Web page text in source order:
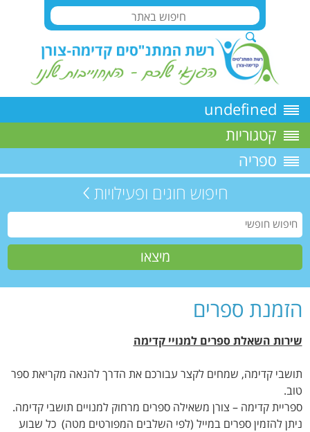
undefined
קטגוריות
ספריה
חיפוש חוגים ופעילויות
הזמנת ספרים
שירות השאלת ספרים למנויי קדימה
תושבי קדימה, שמחים לקצר עבורכם את הדרך להנאה מקריאת ספר
טוב.
ספריית קדימה – צורן משאילה ספרים מרחוק למנויים תושבי קדימה.
ניתן להזמין ספרים במייל (לפי השלבים המפורטים מטה) כל שבוע